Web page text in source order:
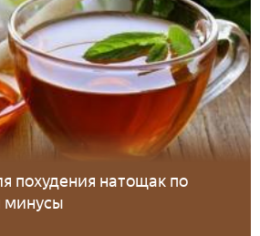
похудения натощак по
минусы